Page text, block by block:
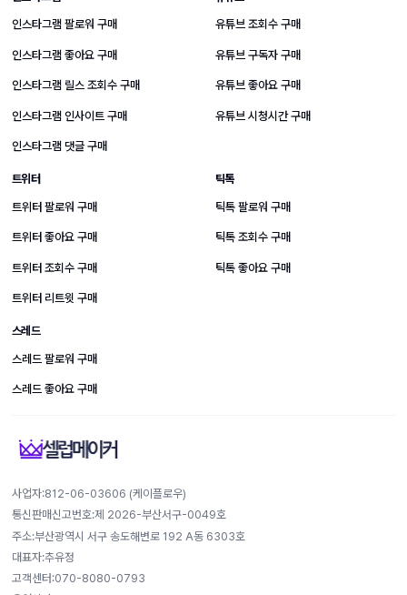
인스타그램 팔로워 구매
인스타그램 좋아요 구매
인스타그램 릴스 조회수 구매
인스타그램 인사이트 구매
인스타그램 댓글 구매
유튜브 조회수 구매
유튜브 구독자 구매
유튜브 좋아요 구매
유튜브 시청시간 구매
트위터
트위터 팔로워 구매
트위터 좋아요 구매
트위터 조회수 구매
트위터 리트윗 구매
틱톡
틱톡 팔로워 구매
틱톡 조회수 구매
틱톡 좋아요 구매
스레드
스레드 팔로워 구매
스레드 좋아요 구매
사업자:812-​06-​03606 (케이플로우)
통신판매신고번호:제 2026-부산서구-0049호
주소:부산광역시 서구 송도해변로 192 A동 6303호
대표자:추유정
고객센터:070-8080-0793